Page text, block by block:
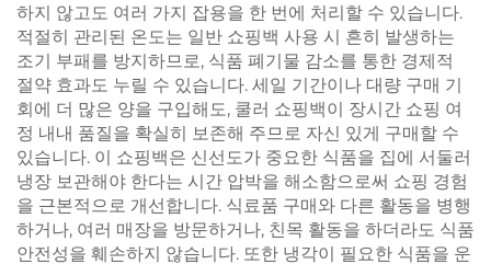
하지 않고도 여러 가지 잡용을 한 번에 처리할 수 있습니다.
적절히 관리된 온도는 일반 쇼핑백 사용 시 흔히 발생하는
조기 부패를 방지하므로, 식품 폐기물 감소를 통한 경제적
절약 효과도 누릴 수 있습니다. 세일 기간이나 대량 구매 기
회에 더 많은 양을 구입해도, 쿨러 쇼핑백이 장시간 쇼핑 여
정 내내 품질을 확실히 보존해 주므로 자신 있게 구매할 수
있습니다. 이 쇼핑백은 신선도가 중요한 식품을 집에 서둘러
냉장 보관해야 한다는 시간 압박을 해소함으로써 쇼핑 경험
을 근본적으로 개선합니다. 식료품 구매와 다른 활동을 병행
하거나, 여러 매장을 방문하거나, 친목 활동을 하더라도 식품
안전성을 훼손하지 않습니다. 또한 냉각이 필요한 식품을 운